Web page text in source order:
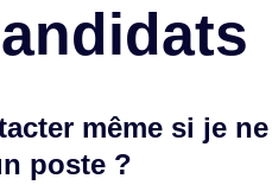
même si je
poste ?